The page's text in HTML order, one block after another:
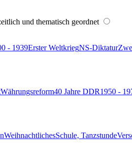
und thematisch geordnet
- 1939Erster WeltkriegNS-Diktatur
Währungsreform40 Jahre DDR1950 -
WeihnachtlichesSchule, Tanzstunde